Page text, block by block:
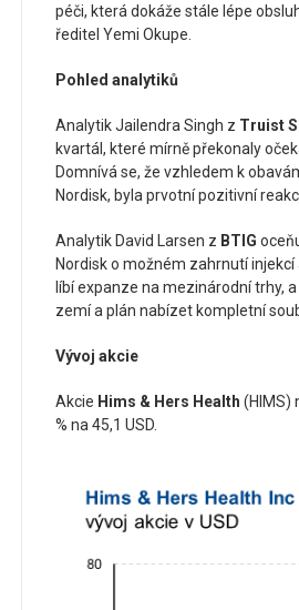
péči, která dokáže stále lépe
ředitel Yemi Okupe.
Pohled analytiků
Analytik Jailendra Singh z Truist
kvartál, které mírně překonaly
Domnívá se, že vzhledem k
Nordisk, byla prvotní pozitivní
Analytik David Larsen z BTIG
Nordisk o možném zahrnutí
líbí expanze na mezinárodní trhy,
zemí a plán nabízet kompletní
Vývoj akcie
Akcie Hims & Hers Health (HIMS)
% na 45,1 USD.